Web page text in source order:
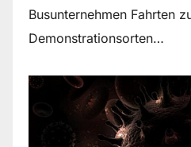
Busunternehmen Fahrten
Demonstrationsorten…